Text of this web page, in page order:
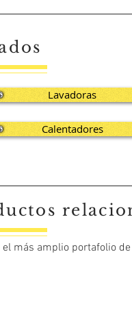
Lavadoras
Calentadores
más amplio portafolio